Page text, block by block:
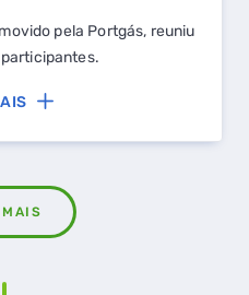
pela Portgás, reuniu
MAIS